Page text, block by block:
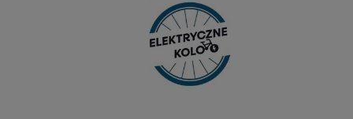
Wspornik siodła: UNO - ALUMINIOWY
Kierownica: STORM ALUMINIOWA